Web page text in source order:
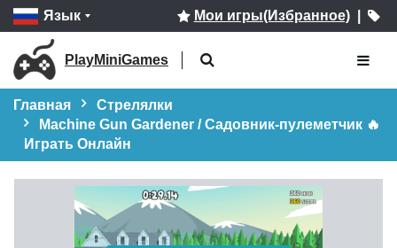
Язык Мои игры(Избранное)|
PlayMiniGames
Главная
Стрелялки
Machine Gun Gardener / Садовник-пулеметчик 🔥
Играть Онлайн